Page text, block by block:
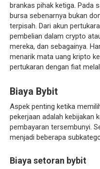
brankas pihak ketiga. Pada
bursa sebenarnya bukan
terpisah. Dari akun
pembelian dalam crypto
mereka, dan sebagainya.
menarik mata uang kripto
pertukaran dengan fiat
Biaya Bybit
Aspek penting ketika
pekerjaan adalah kebijakan
pembayaran tersembunyi.
menjadi beberapa
Biaya setoran bybit